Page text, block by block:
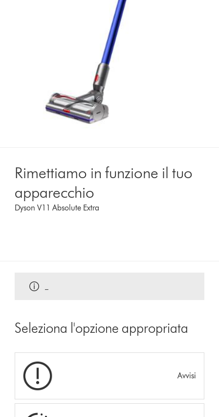
Rimettiamo in funzione il tuo
apparecchio
Dyson V11 Absolute Extra
Seleziona l'opzione appropriata
Avvisi